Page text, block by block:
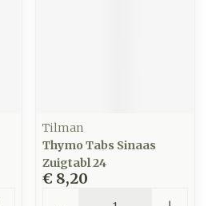
Tilman
Thymo Tabs Sinaas
Zuigtabl 24
€ 8,20